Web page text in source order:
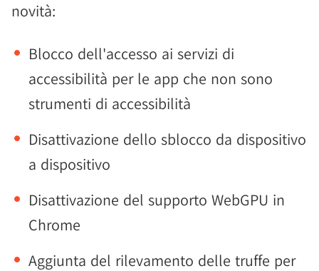
novità:
Blocco dell'accesso ai servizi di
accessibilità per le app che non sono
strumenti di accessibilità
Disattivazione dello sblocco da dispositivo
a dispositivo
Disattivazione del supporto WebGPU in
Chrome
Aggiunta del rilevamento delle truffe per